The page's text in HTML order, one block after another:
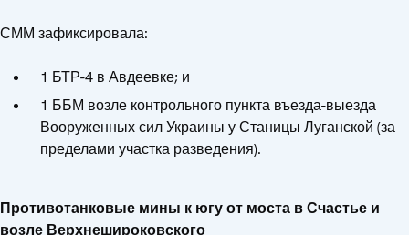
СММ зафиксировала:
1 БТР-4 в Авдеевке; и
1 ББМ возле контрольного пункта въезда-выезда
Вооруженных сил Украины у Станицы Луганской (за
пределами участка разведения).
Противотанковые мины к югу от моста в Счастье и
возле Верхнешироковского